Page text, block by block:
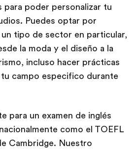
para poder personalizar tu
Puedes optar por
tipo de sector en particular,
la moda y el diseño a la
incluso hacer prácticas
campo especifico durante
para un examen de inglés
como el TOEFL
Cambridge. Nuestro